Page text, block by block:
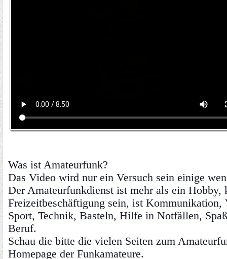
Was ist Amateurfunk?
Das Video wird nur ein Versuch sein einige
Der Amateurfunkdienst ist mehr als ein Hobby,
Freizeitbeschäftigung sein, ist
Sport, Technik, Basteln, Hilfe in Notfällen,
Beruf.
Schau die bitte die vielen Seiten zum
Homepage der Funkamateure.